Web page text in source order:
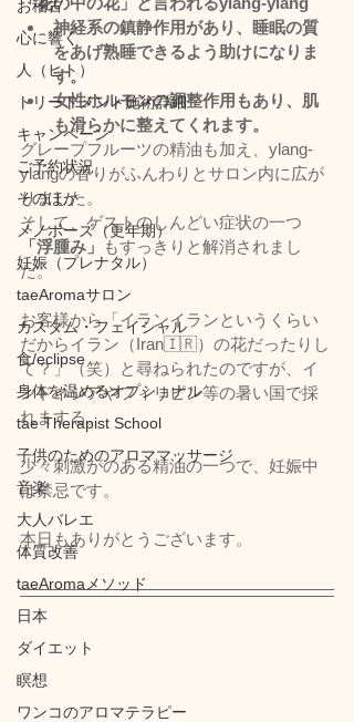
お稽古
心に響く
人（ヒト）
トリートメント施術詳細
キャンペーン
ご予約状況
そのほか
メノポーズ（更年期）
妊娠（プレナタル）
taeAromaサロン
カスタム・フェイシャル
食/eclipse
身体を温めるオプショナル
tae Therapist School
子供のためのアロママッサージ
音楽
大人バレエ
体質改善
taeAromaメソッド
日本
ダイエット
瞑想
ワンコのアロマテラピー
神経系の鎮静作用があり、睡眠の質
をあげ熟睡できるよう助けになりま
す。
女性ホルモンの調整作用もあり、肌
も滑らかに整えてくれます。
グレープフルーツの精油も加え、ylang-
ylangの香りがふんわりとサロン内に広が
りました。
そして、ゲストのしんどい症状の一つ
「浮腫み」
もすっきりと解消されまし
た。
お客様から「イランイランというくらい
だからイラン（Iran🇮🇷）の花だったりし
て？」（笑）と尋ねられたのですが、イ
ンドネシアやフィリピン等の暑い国で採
れまする。
少々刺激がのある精油の一つで、妊娠中
は禁忌です。
本日もありがとうございます。